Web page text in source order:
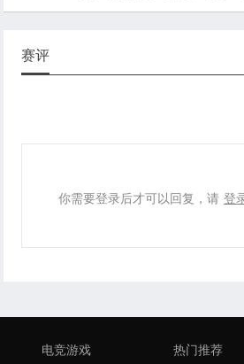
赛评
你需要登录后才可以回复，请 登
电竞游戏 热门推荐